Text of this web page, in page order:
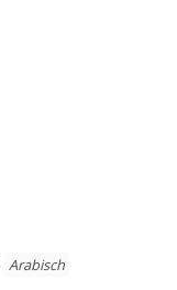
Arabisch